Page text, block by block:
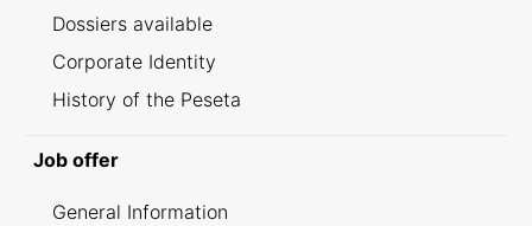
Dossiers available
Corporate Identity
History of the Peseta
Job offer
General Information